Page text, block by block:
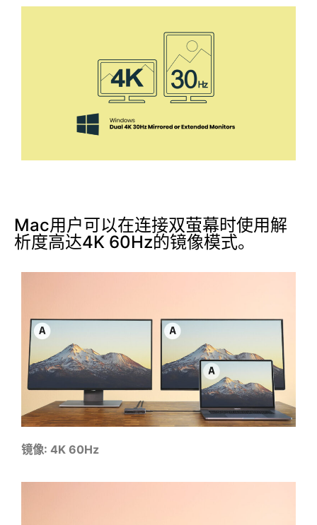
Mac用户可以在连接双萤幕时使用解
析度高达4K 60Hz的镜像模式。
镜像: 4K 60Hz